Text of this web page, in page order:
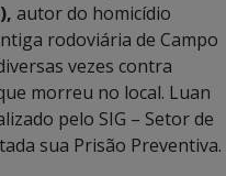
autor do homicídio
rodoviária de Campo
vezes contra
morreu no local. Luan
pelo SIG – Setor de
sua Prisão Preventiva.